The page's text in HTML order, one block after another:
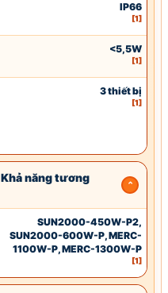
IP66
[1]
<5,5W
[1]
3 thiết bị
[1]
năng tương
SUN2000-450W-P2,
SUN2000-600W-P, MERC-
1100W-P, MERC-1300W-P
[1]